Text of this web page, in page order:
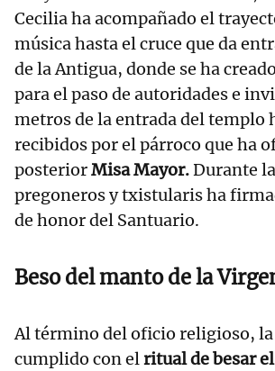
Cecilia ha acompañado el
música hasta el cruce que da
de la Antigua, donde se ha
para el paso de autoridades e
metros de la entrada del templo
recibidos por el párroco que ha
posteriorMisa Mayor.Durante
pregoneros y txistularis ha
de honor del Santuario.
Beso del manto de la
Al término del oficio religioso,
cumplido con elritual de besar